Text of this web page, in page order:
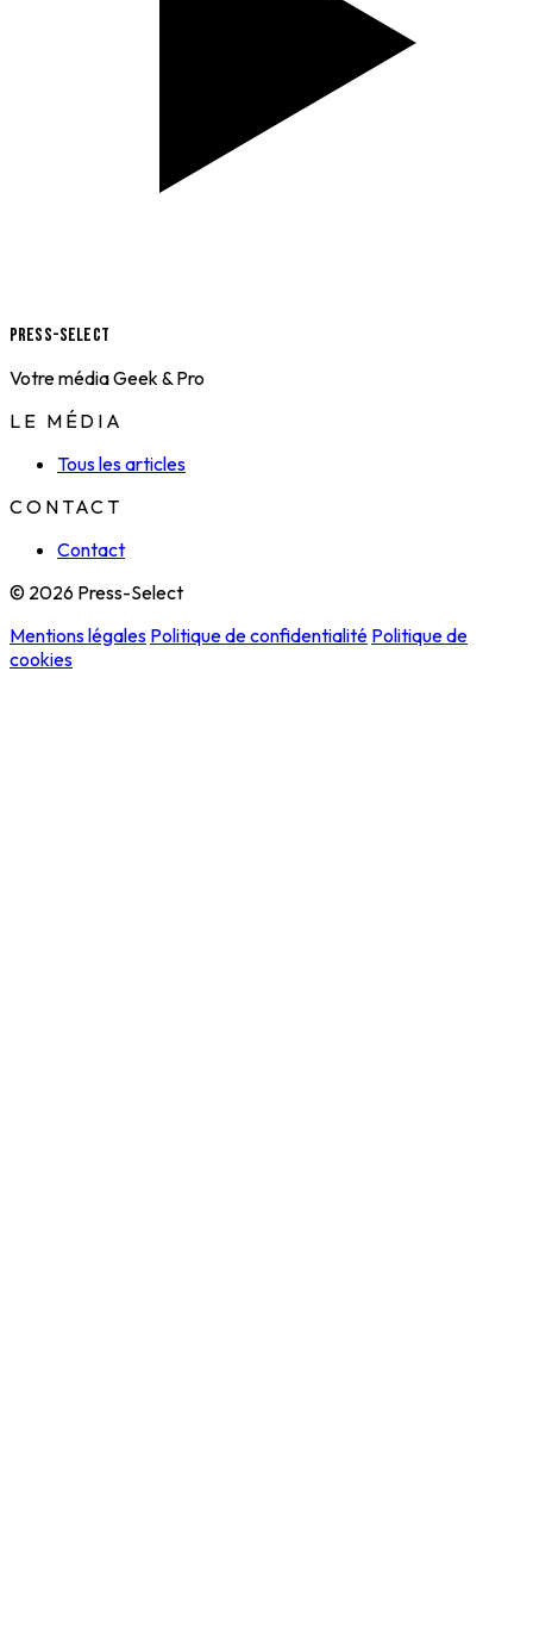
Press-Select
Votre média Geek & Pro
LE MÉDIA
Tous les articles
CONTACT
Contact
© 2026 Press-Select
Mentions légales Politique de confidentialité Politique de
cookies